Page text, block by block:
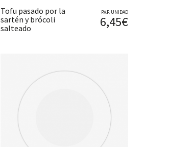
Tofu pasado por la
sartén y brócoli
salteado
P.V.P. UNIDAD
6,45€